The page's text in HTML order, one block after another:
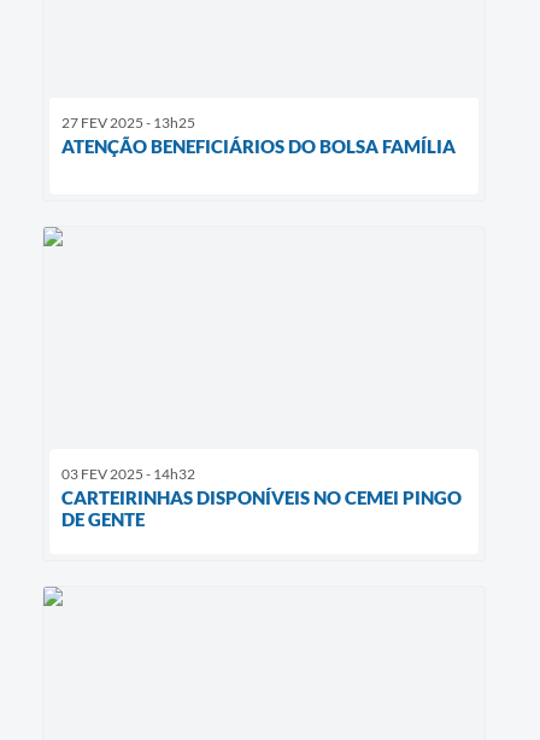
27 FEV 2025 - 13h25
ATENÇÃO BENEFICIÁRIOS DO BOLSA FAMÍLIA
03 FEV 2025 - 14h32
CARTEIRINHAS DISPONÍVEIS NO CEMEI PINGO
DE GENTE